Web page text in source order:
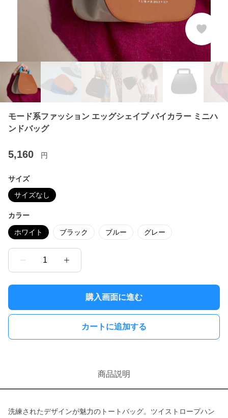
モード系ファッション エッグシェイプ バイカラー ミニハ
ンドバッグ
5,160 円
サイズ
サイズなし
カラー
ホワイト ブラック ブルー グレー
1
購入画面に進む
カートに追加する
商品説明
洗練されたデザインが魅力のトートバッグ。ツイストロープハン